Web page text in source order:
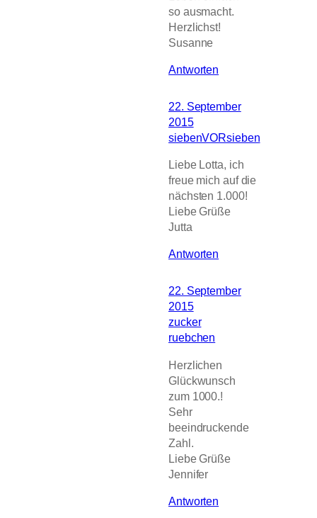
so ausmacht.
Herzlichst!
Susanne
Antworten
22. September
2015
siebenVORsieben
Liebe Lotta, ich
freue mich auf die
nächsten 1.000!
Liebe Grüße
Jutta
Antworten
22. September
2015
zucker
ruebchen
Herzlichen
Glückwunsch
zum 1000.!
Sehr
beeindruckende
Zahl.
Liebe Grüße
Jennifer
Antworten